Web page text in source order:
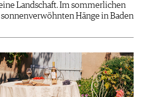
Landschaft. Im sommerlichen
sonnenverwöhnten Hänge in Baden